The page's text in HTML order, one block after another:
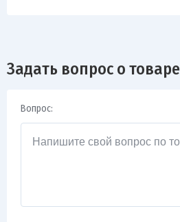
Задать вопрос о товаре
Вопрос: